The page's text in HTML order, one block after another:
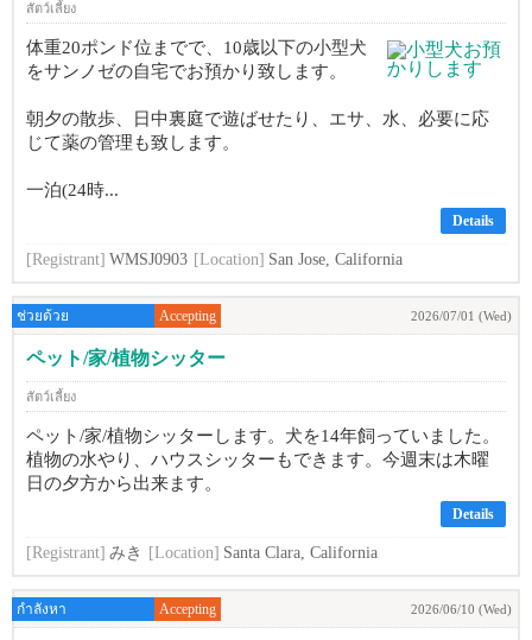
สัตว์เลี้ยง
体重20ポンド位までで、10歳以下の小型犬
をサンノゼの自宅でお預かり致します。
朝夕の散歩、日中裏庭で遊ばせたり、エサ、水、必要に応
じて薬の管理も致します。
一泊(24時...
Details
[Registrant] WMSJ0903 [Location] San Jose, California
ช่วยด้วย Accepting 2026/07/01 (Wed)
ペット/家/植物シッター
สัตว์เลี้ยง
ペット/家/植物シッターします。犬を14年飼っていました。
植物の水やり、ハウスシッターもできます。今週末は木曜
日の夕方から出来ます。
Details
[Registrant] みき [Location] Santa Clara, California
กำลังหา Accepting 2026/06/10 (Wed)